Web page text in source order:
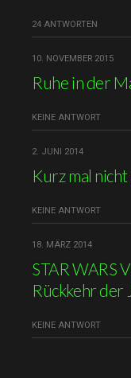
24 ANTWORTEN
10. NOVEMBER 2015
Ruhe in der
KEINE ANTWORT
2. JUNI 2014
Kurz mal
KEINE ANTWORT
18. MÄRZ 2014
STAR WARS
Rückkehr der
KEINE ANTWORT